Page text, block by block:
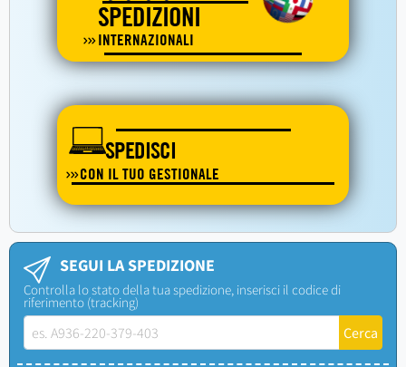
SPEDIZIONI
INTERNAZIONALI
SPEDISCI
CON IL TUO GESTIONALE
SEGUI LA SPEDIZIONE
Controlla lo stato della tua spedizione, inserisci il codice di
riferimento (tracking)